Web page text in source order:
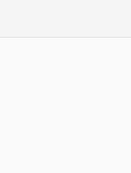
上不同學者的新增詮釋，讓